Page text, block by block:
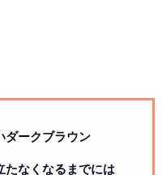
ダークブラウン
たなくなるまでには